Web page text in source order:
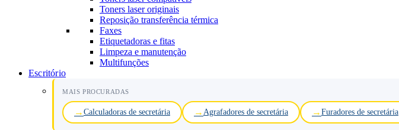
Toners laser originais
Reposição transferência térmica
Faxes
Etiquetadoras e fitas
Limpeza e manutenção
Multifunções
Escritório
MAIS PROCURADAS
Calculadoras de secretária Agrafadores de secretária Furadores de secretária